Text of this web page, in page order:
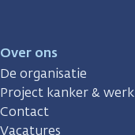
Over ons
De organisatie
Project kanker & werk
Contact
Vacatures